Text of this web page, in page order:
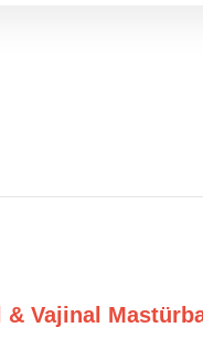
& Vajinal